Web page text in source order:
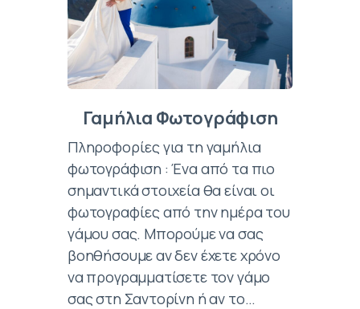
Γαμήλια Φωτογράφιση
Πληροφορίες για τη γαμήλια
φωτογράφιση : Ένα από τα πιο
σημαντικά στοιχεία θα είναι οι
φωτογραφίες από την ημέρα του
γάμου σας. Μπορούμε να σας
βοηθήσουμε αν δεν έχετε χρόνο
να προγραμματίσετε τον γάμο
σας στη Σαντορίνη ή αν το…